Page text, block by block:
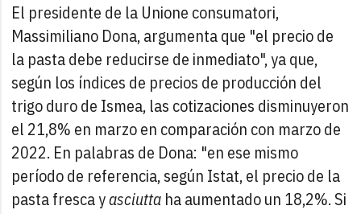
El presidente de la Unione consumatori,
Massimiliano Dona, argumenta que "el precio de
la pasta debe reducirse de inmediato", ya que,
según los índices de precios de producción del
trigo duro de Ismea, las cotizaciones disminuyeron
el 21,8% en marzo en comparación con marzo de
2022. En palabras de Dona: "en ese mismo
período de referencia, según Istat, el precio de la
pasta fresca yasciutta ha aumentado un 18,2%. Si